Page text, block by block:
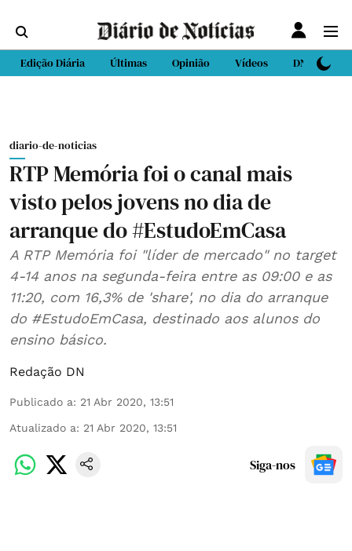
Edição Diária Últimas Opinião Vídeos DN Sport
diario-de-noticias
RTP Memória foi o canal mais
visto pelos jovens no dia de
arranque do #EstudoEmCasa
A RTP Memória foi "líder de mercado" no target
4-14 anos na segunda-feira entre as 09:00 e as
11:20, com 16,3% de 'share', no dia do arranque
do #EstudoEmCasa, destinado aos alunos do
ensino básico.
Redação DN
Publicado a: 21 Abr 2020, 13:51
Atualizado a: 21 Abr 2020, 13:51
Siga-nos